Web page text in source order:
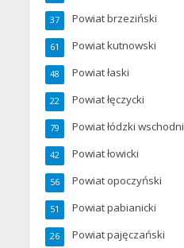
Powiat brzeziński
37
Powiat kutnowski
61
Powiat łaski
48
Powiat łęczycki
22
Powiat łódzki wschodni
79
Powiat łowicki
42
Powiat opoczyński
56
Powiat pabianicki
51
Powiat pajęczański
26